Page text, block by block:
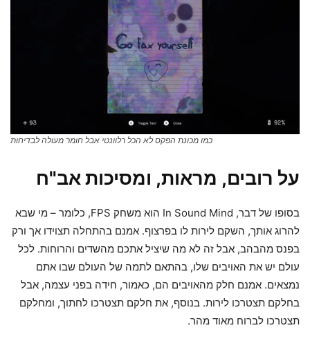
כמו מכונת הפקס לא הכל רלוונטי אבל חומר מעולה לבדיחות
על רובים, מראות, ומסיכות אב"ח
בסופו של דבר, In Sound Mind הוא משחק FPS, כלומר – מי שבא
להרוג אותך, השקם לירות לו בפרצוף. אמנם בהתחלה תצוידו אך ורק
בפנס מהבהב, אבל זה לא מה שיציל אתכם מהשדים והרוחות. לכל
עולם יש את האויבים שלו, בהתאם לתמה של העולם שבו אתם
נמצאים. אמנם חלק מהאויבים הם, כאמור, חידה בפני עצמה, אבל
בחלקם תצטרכו לירות. בנוסף, את חלקם תצטרכו לחתוך, ומחלקם
תצטרכו לברוח מאוד מהר.